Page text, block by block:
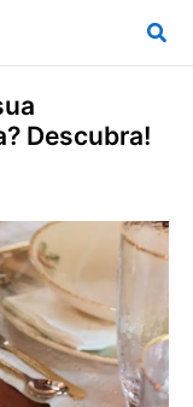
Descubra!